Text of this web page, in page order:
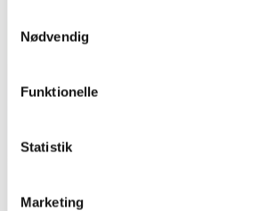
Nødvendig
Funktionelle
Statistik
Marketing